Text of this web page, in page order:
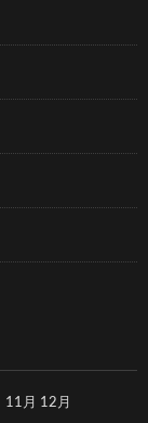
11月 12月